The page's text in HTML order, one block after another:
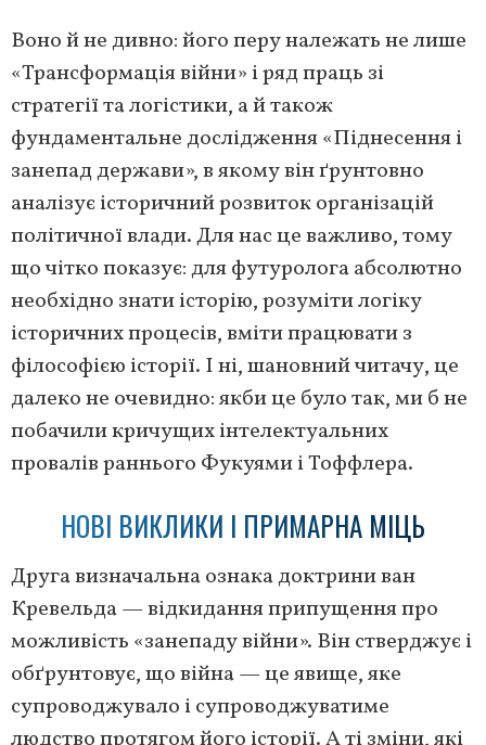
Воно й не дивно: його перу належать не лише
«Трансформація війни» і ряд праць зі
стратегії та логістики, а й також
фундаментальне дослідження «Піднесення і
занепад держави», в якому він ґрунтовно
аналізує історичний розвиток організацій
політичної влади. Для нас це важливо, тому
що чітко показує: для футуролога абсолютно
необхідно знати історію, розуміти логіку
історичних процесів, вміти працювати з
філософією історії. І ні, шановний читачу, це
далеко не очевидно: якби це було так, ми б не
побачили кричущих інтелектуальних
провалів раннього Фукуями і Тоффлера.
НОВІ ВИКЛИКИ І ПРИМАРНА МІЦЬ
Друга визначальна ознака доктрини ван
Кревельда — відкидання припущення про
можливість «занепаду війни». Він стверджує і
обґрунтовує, що війна — це явище, яке
супроводжувало і супроводжуватиме